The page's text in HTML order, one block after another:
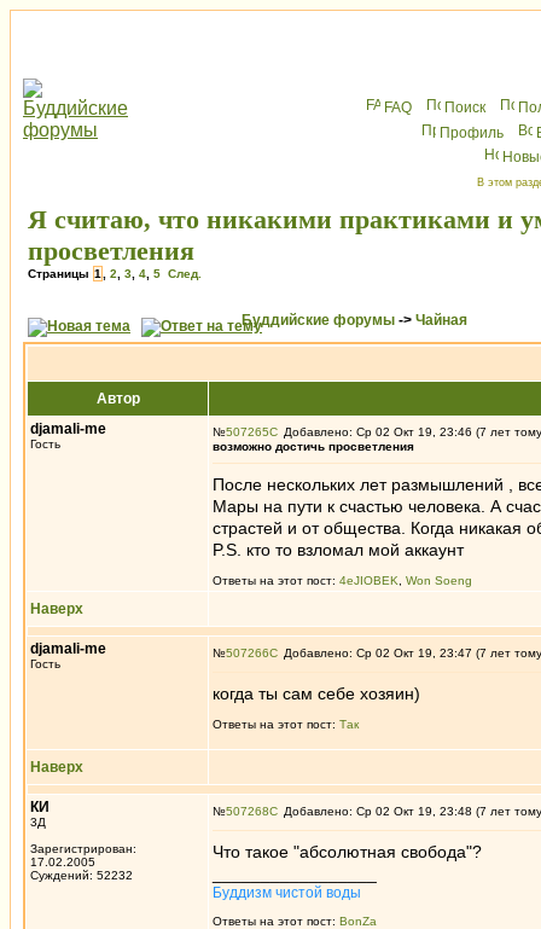
FAQ Поиск
Профиль
В этом
Я считаю, что никакими практиками и
просветления
Страницы 1 2 3 4 5 След.
Буддийские форумы -> Чайная
Автор
djamali-me
Гость
№507265
Добавлено: Ср 02 Окт 19, 23:46 (7 лет
возможно достичь просветления
После нескольких лет размышлений ,
Мары на пути к счастью человека. А
страстей и от общества. Когда никакая
P.S. кто то взломал мой аккаунт
Ответы на этот пост: 4eJIOBEK Won Soeng
Наверх
djamali-me
Гость
№507266 Добавлено: Ср 02 Окт 19, 23:47 (7 лет
когда ты сам себе хозяин)
Ответы на этот пост: Так
Наверх
КИ
3Д
Зарегистрирован:
17.02.2005
Суждений: 52232
№507268 Добавлено: Ср 02 Окт 19, 23:48 (7 лет
Что такое "абсолютная свобода"?
Буддизм чистой воды
Ответы на этот пост: BonZa